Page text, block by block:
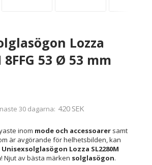
Lozza
8FFG 53 Ø 53 mm
30 dagarna 420 SEK
inom mode och accessoarer samt
är avgörande för helhetsbilden, kan
Unisexsolglasögon Lozza SL2280M
! Njut av bästa märken solglasögon.